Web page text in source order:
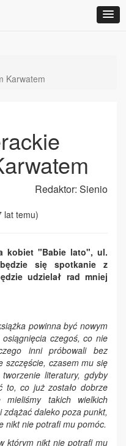
Karwatem
Redaktor: Sienio
lat temu)
kobiet "Babie lato", ul.
się spotkanie z
udzielał rad mniej
powinna być nowym
czegoś, co nie
inni próbowali bez
szczęście, czasem mu się
literatury, gdyby
to, co już zostało dobrze
mieliśmy takich wielkich
zdążać daleko poza punkt,
nikt nie potrafi mu pomóc.
którym nikt nie potrafi mu